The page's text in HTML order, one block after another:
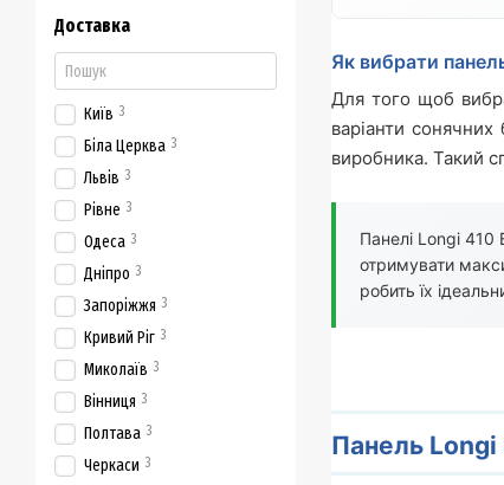
Як вибрати
Для того щоб
варіанти
виробника. Такий
Панелі Longi 410
отримувати
робить їх
Панель Longi
Доставка
Київ 3
Біла Церква 3
Львів 3
Рівне 3
Одеса 3
Дніпро 3
Запоріжжя 3
Кривий Ріг 3
Миколаїв 3
Вінниця 3
Полтава 3
Черкаси 3